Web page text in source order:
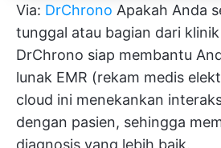
Via: DrChrono Apakah Anda
tunggal atau bagian dari
DrChrono siap membantu
lunak EMR (rekam medis
cloud ini menekankan
dengan pasien, sehingga
diagnosis yang lebih baik.